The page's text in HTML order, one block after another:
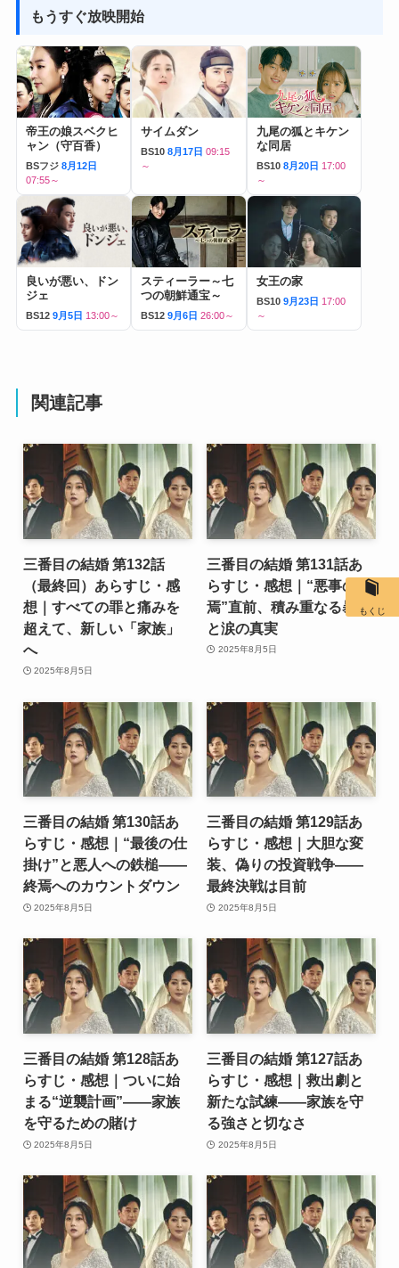
もうすぐ放映開始
帝王の娘スベクヒ
ャン（守百香）
BSフジ 8月12日
07:55～
サイムダン
BS10 8月17日 09:15
～
九尾の狐とキケン
な同居
BS10 8月20日 17:00
～
良いが悪い、ドン
ジェ
BS12 9月5日 13:00～
スティーラー～七
つの朝鮮通宝～
BS12 9月6日 26:00～
女王の家
BS10 9月23日 17:00
～
関連記事
三番目の結婚 第132話
（最終回）あらすじ・感
想｜すべての罪と痛みを
超えて、新しい「家族」
へ
2025年8月5日
三番目の結婚 第131話あ
らすじ・感想｜“悪事の終
焉”直前、積み重なる暴露
と涙の真実
2025年8月5日
三番目の結婚 第130話あ
らすじ・感想｜“最後の仕
掛け”と悪人への鉄槌――
終焉へのカウントダウン
2025年8月5日
三番目の結婚 第129話あ
らすじ・感想｜大胆な変
装、偽りの投資戦争――
最終決戦は目前
2025年8月5日
三番目の結婚 第128話あ
らすじ・感想｜ついに始
まる“逆襲計画”――家族
を守るための賭け
2025年8月5日
三番目の結婚 第127話あ
らすじ・感想｜救出劇と
新たな試練――家族を守
る強さと切なさ
2025年8月5日
もくじ